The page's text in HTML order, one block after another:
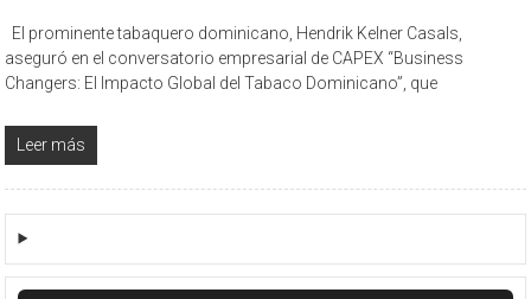
El prominente tabaquero dominicano, Hendrik Kelner Casals,
aseguró en el conversatorio empresarial de CAPEX “Business
Changers: El Impacto Global del Tabaco Dominicano”, que
Leer más